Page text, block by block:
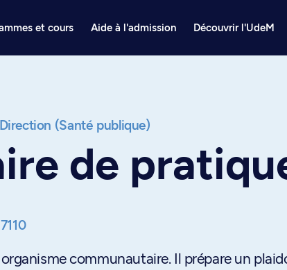
et cours Aide à l'admission Découvrir l'UdeM
Direction (Santé publique)
de
communautaire. Il prépare un